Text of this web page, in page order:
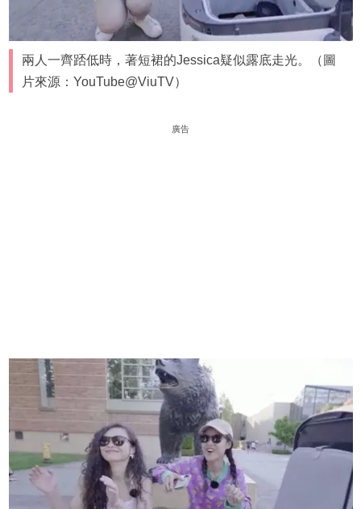
兩人一齊踎低時，著短裙的Jessica疑似露底走光。（圖
片來源：YouTube@ViuTV）
廣告